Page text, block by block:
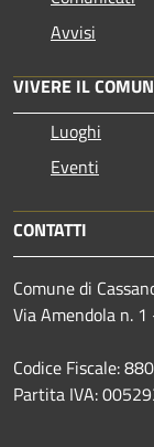
Avvisi
VIVERE IL
Luoghi
Eventi
CONTATTI
Comune di
Via Amendola n.
Codice Fiscale:
Partita IVA: